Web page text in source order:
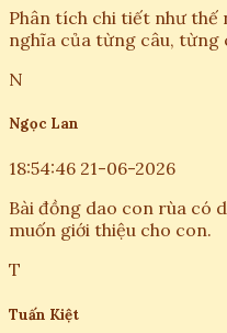
Phân tích chi tiết như thế
nghĩa của từng câu, từng
N
Ngọc Lan
18:54:46 21-06-2026
Bài đồng dao con rùa có
muốn giới thiệu cho con.
T
Tuấn Kiệt